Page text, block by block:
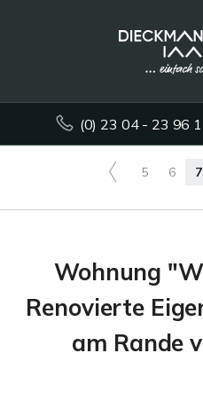
(0) 23 04 - 23 96
5 6 7
Wohnung
Renovierte
am Rande